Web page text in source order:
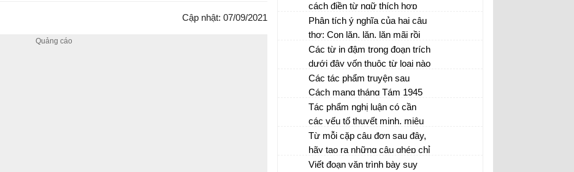
Cập nhật: 07/09/2021
cách điền từ ngữ thích hợp
vào chỗ trống trong ngoặc đơn
để thấy được công dụng của
thành phần gọi – đáp và thành
phần phụ chú:
Phân tích ý nghĩa của hai câu
thơ: Con lăn, lăn, lăn mãi rồi
sẽ cười vang vỡ tan vào lòng
mẹ. Và không ai trên thế gian
này biết mẹ con ta ở chốn
nào.
Các từ in đậm trong đoạn trích
dưới đây vốn thuộc từ loại nào
và ở đây chúng được dùng
như từ thuộc từ loại nào?
Các tác phẩm truyện sau
Cách mạng tháng Tám 1945
trong bảng thống kê trên đã
phản ánh được những nét gì
về đất nước và con người Việt
Nam ở giai đoạn đó?
Tác phẩm nghị luận có cần
các yếu tố thuyết minh, miêu
tả, tự sự không? Cần ở mức
độ nào, vì sao?
Từ mỗi cặp câu đơn sau đây,
hãy tạo ra những câu ghép chỉ
các kiểu quan hệ nguyên
Viết đoạn văn trình bày suy